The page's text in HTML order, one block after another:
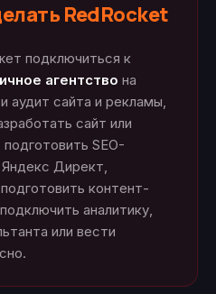
RedRocket
подключиться к
агентство на
аудит сайта и рекламы,
сайт или
SEO-
Директ,
контент-
аналитику,
или вести